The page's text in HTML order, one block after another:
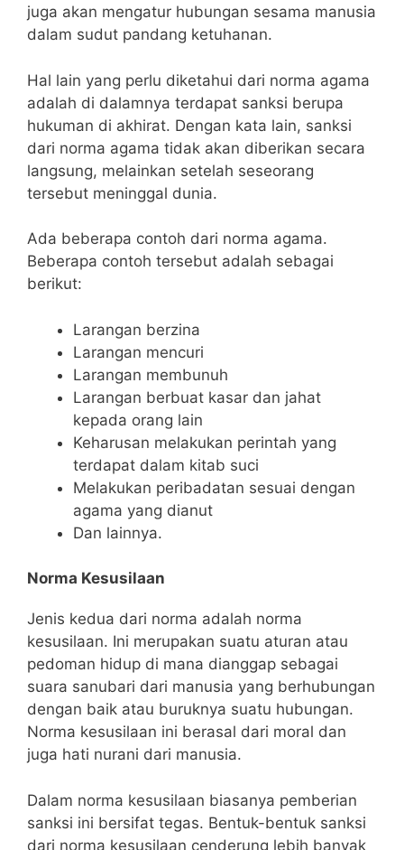
juga akan mengatur hubungan sesama manusia
dalam sudut pandang ketuhanan.
Hal lain yang perlu diketahui dari norma agama
adalah di dalamnya terdapat sanksi berupa
hukuman di akhirat. Dengan kata lain, sanksi
dari norma agama tidak akan diberikan secara
langsung, melainkan setelah seseorang
tersebut meninggal dunia.
Ada beberapa contoh dari norma agama.
Beberapa contoh tersebut adalah sebagai
berikut:
Larangan berzina
Larangan mencuri
Larangan membunuh
Larangan berbuat kasar dan jahat
kepada orang lain
Keharusan melakukan perintah yang
terdapat dalam kitab suci
Melakukan peribadatan sesuai dengan
agama yang dianut
Dan lainnya.
Norma Kesusilaan
Jenis kedua dari norma adalah norma
kesusilaan. Ini merupakan suatu aturan atau
pedoman hidup di mana dianggap sebagai
suara sanubari dari manusia yang berhubungan
dengan baik atau buruknya suatu hubungan.
Norma kesusilaan ini berasal dari moral dan
juga hati nurani dari manusia.
Dalam norma kesusilaan biasanya pemberian
sanksi ini bersifat tegas. Bentuk-bentuk sanksi
dari norma kesusilaan cenderung lebih banyak